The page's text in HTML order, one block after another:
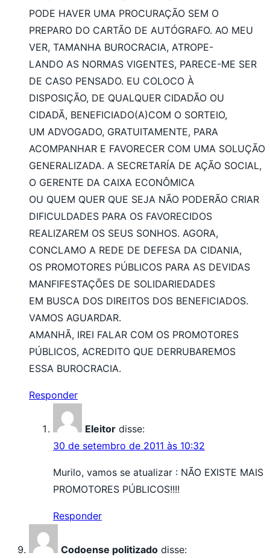
PODE HAVER UMA PROCURAÇÃO SEM O
PREPARO DO CARTÃO DE AUTÓGRAFO. AO MEU
VER, TAMANHA BUROCRACIA, ATROPE-
LANDO AS NORMAS VIGENTES, PARECE-ME SER
DE CASO PENSADO. EU COLOCO À
DISPOSIÇÃO, DE QUALQUER CIDADÃO OU
CIDADÃ, BENEFICIADO(A)COM O SORTEIO,
UM ADVOGADO, GRATUITAMENTE, PARA
ACOMPANHAR E FAVORECER COM UMA SOLUÇÃO
GENERALIZADA. A SECRETARÍA DE AÇÃO SOCIAL,
O GERENTE DA CAIXA ECONÔMICA
OU QUEM QUER QUE SEJA NÃO PODERÃO CRIAR
DIFICULDADES PARA OS FAVORECIDOS
REALIZAREM OS SEUS SONHOS. AGORA,
CONCLAMO A REDE DE DEFESA DA CIDANIA,
OS PROMOTORES PÚBLICOS PARA AS DEVIDAS
MANFIFESTAÇÕES DE SOLIDARIEDADES
EM BUSCA DOS DIREITOS DOS BENEFICIADOS.
VAMOS AGUARDAR.
AMANHÃ, IREI FALAR COM OS PROMOTORES
PÚBLICOS, ACREDITO QUE DERRUBAREMOS
ESSA BUROCRACIA.
Responder
Eleitor disse:
30 de setembro de 2011 às 10:32
Murilo, vamos se atualizar : NÃO EXISTE MAIS
PROMOTORES PÚBLICOS!!!!
Responder
Codoense politizado disse: